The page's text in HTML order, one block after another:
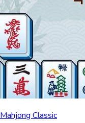
Mahjong Classic